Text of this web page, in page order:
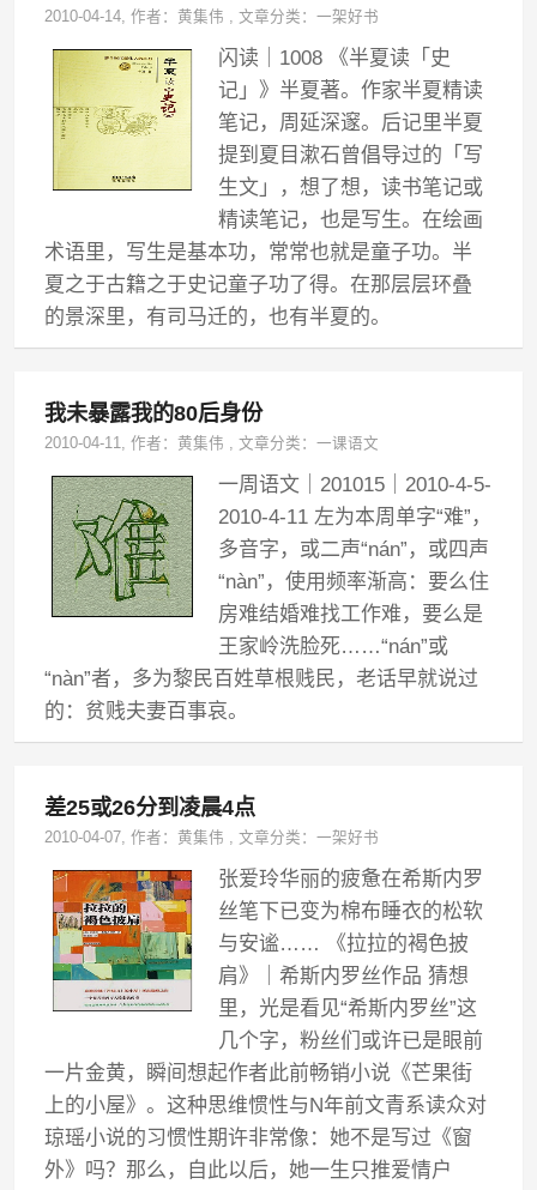
2010-04-14, 作者：黄集伟 ,文章分类：一架好书
闪读｜1008 《半夏读「史
记」》半夏著。作家半夏精读
笔记，周延深邃。后记里半夏
提到夏目漱石曾倡导过的「写
生文」，想了想，读书笔记或
精读笔记，也是写生。在绘画
术语里，写生是基本功，常常也就是童子功。半
夏之于古籍之于史记童子功了得。在那层层环叠
的景深里，有司马迁的，也有半夏的。
我未暴露我的80后身份
2010-04-11, 作者：黄集伟 ,文章分类：一课语文
一周语文｜201015｜2010-4-5-
2010-4-11 左为本周单字“难”，
多音字，或二声“nán”，或四声
“nàn”，使用频率渐高：要么住
房难结婚难找工作难，要么是
王家岭洗脸死……“nán”或
“nàn”者，多为黎民百姓草根贱民，老话早就说过
的：贫贱夫妻百事哀。
差25或26分到凌晨4点
2010-04-07, 作者：黄集伟 ,文章分类：一架好书
张爱玲华丽的疲惫在希斯内罗
丝笔下已变为棉布睡衣的松软
与安谧…… 《拉拉的褐色披
肩》｜希斯内罗丝作品 猜想
里，光是看见“希斯内罗丝”这
几个字，粉丝们或许已是眼前
一片金黄，瞬间想起作者此前畅销小说《芒果街
上的小屋》。这种思维惯性与N年前文青系读众对
琼瑶小说的习惯性期许非常像：她不是写过《窗
外》吗？那么，自此以后，她一生只推爱情户